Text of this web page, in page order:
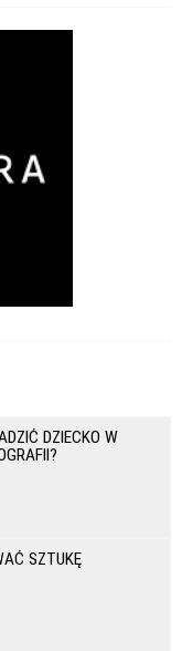
DZIECKO W
SZTUKĘ